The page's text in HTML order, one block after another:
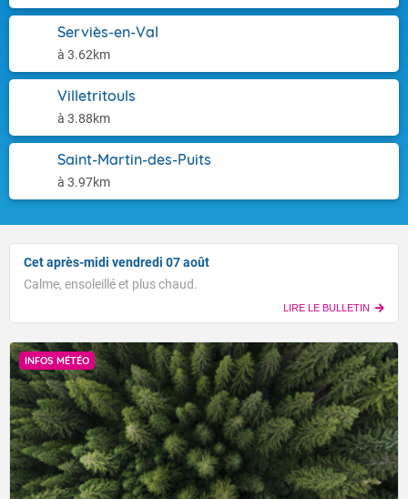
Serviès-en-Val
à 3.62km
Villetritouls
à 3.88km
Saint-Martin-des-Puits
à 3.97km
Cet après-midi vendredi 07 août
Calme, ensoleillé et plus chaud.
LIRE LE BULLETIN
INFOS MÉTÉO